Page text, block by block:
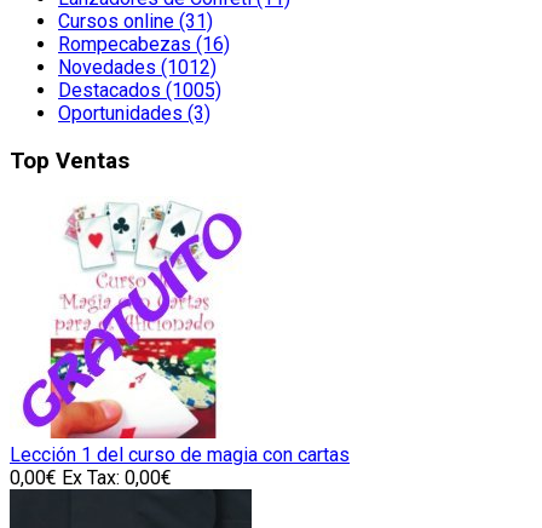
Cursos online (31)
Rompecabezas (16)
Novedades (1012)
Destacados (1005)
Oportunidades (3)
Top Ventas
Lección 1 del curso de magia con cartas
0,00€ Ex Tax: 0,00€